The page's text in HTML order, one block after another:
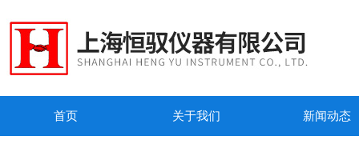
首页 关于我们 新闻动态